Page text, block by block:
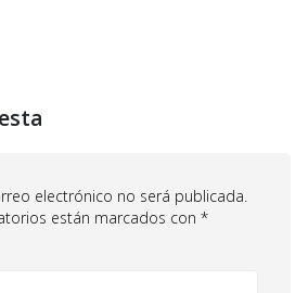
electrónico no será publicada.
están marcados con *